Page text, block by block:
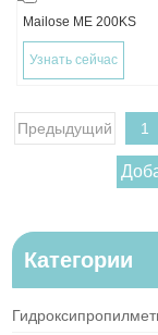
Mailose ME 200KS
Узнать сейчас
Предыдущий 1
Категории